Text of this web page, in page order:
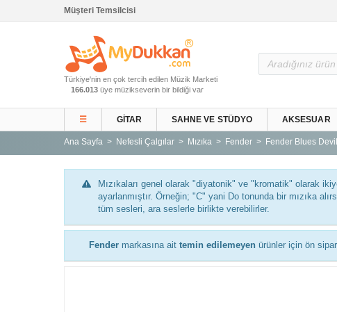
Müşteri Temsilcisi
Gitar ve Ekipmanları
Sahne ve Stüdyo
Aksesuarlar
Vurmalı Çalgılar
Türk Müziği Enstrümanları
Türkiye'nin en çok tercih edilen Müzik Marketi
166.013 üye müzikseverin bir bildiği var
☰ GITAR SAHNE VE STÜDYO AKSESUAR
Ana Sayfa Nefesli Çalgılar Mızıka Fender Fender Blues
Mızıkaları genel olarak "diyatonik" ve "kromatik" olarak
ayarlanmıştır. Örneğin; "C" yani Do tonunda bir mızıka
tüm sesleri, ara seslerle birlikte verebilirler.
Fender markasına ait temin edilemeyen ürünler için ön